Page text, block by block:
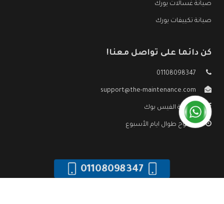
صيانة غسالات يورك
صيانة تكييفات يورك
كن دائما على تواصل معنا!
01108098347
support@the-maintenance.com
صفحة الفيس بوك
مفتوح طوال ايام الأسبوع
01108098347